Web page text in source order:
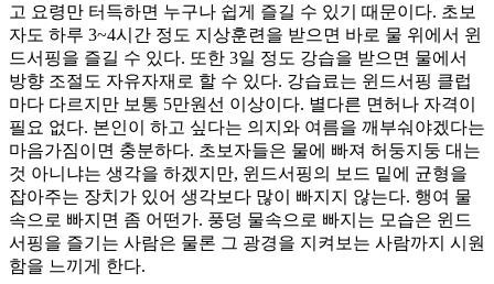
고 요령만 터득하면 누구나 쉽게 즐길 수 있기 때문이다. 초보
자도 하루 3~4시간 정도 지상훈련을 받으면 바로 물 위에서 윈
드서핑을 즐길 수 있다. 또한 3일 정도 강습을 받으면 물에서
방향 조절도 자유자재로 할 수 있다. 강습료는 윈드서핑 클럽
마다 다르지만 보통 5만원선 이상이다. 별다른 면허나 자격이
필요 없다. 본인이 하고 싶다는 의지와 여름을 깨부숴야겠다는
마음가짐이면 충분하다. 초보자들은 물에 빠져 허둥지둥 대는
것 아니냐는 생각을 하겠지만, 윈드서핑의 보드 밑에 균형을
잡아주는 장치가 있어 생각보다 많이 빠지지 않는다. 행여 물
속으로 빠지면 좀 어떤가. 풍덩 물속으로 빠지는 모습은 윈드
서핑을 즐기는 사람은 물론 그 광경을 지켜보는 사람까지 시원
함을 느끼게 한다.